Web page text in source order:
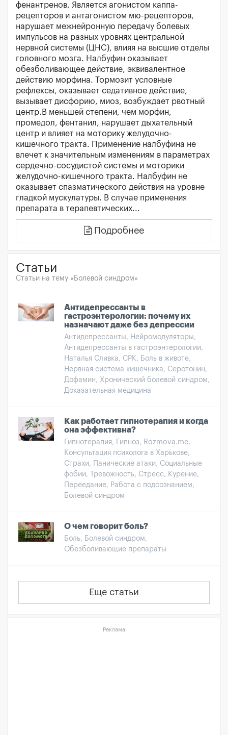
фенантренов. Является агонистом каппа-
рецепторов и антагонистом мю-рецепторов,
нарушает межнейронную передачу болевых
импульсов на разных уровнях центральной
нервной системы (ЦНС), влияя на высшие отделы
головного мозга. Налбуфин оказывает
обезболивающее действие, эквивалентное
действию морфина. Тормозит условные
рефлексы, оказывает седативное действие,
вызывает дисфорию, миоз, возбуждает рвотный
центр.В меньшей степени, чем морфин,
промедол, фентанил, нарушает дыхательный
центр и влияет на моторику желудочно-
кишечного тракта. Применение налбуфина не
влечет к значительным изменениям в параметрах
сердечно-сосудистой системы и моторики
желудочно-кишечного тракта. Налбуфин не
оказывает спазматического действия на уровне
гладкой мускулатуры. В случае применения
препарата в терапевтических...
Подробнее
Статьи
Статьи на тему «Болевой синдром»
Антидепрессанты в
гастроэнтерологии: почему их
назначают даже без депрессии
Антидепрессанты, Нейромодуляторы,
Антидепрессанты в гастроэнтерологии,
Наталья Сливка, СРК, Боль в животе,
Нервная система кишечника, Серотонин,
Дофамин, Хронический болевой синдром,
Доказательная медицина
Как работает гипнотерапия и когда
она эффективна?
Гипнотерапия, Гипноз, Rozmova.me,
Консультация психолога в Харькове,
Страхи, Панические атаки, Социальные
фобии, Тревожность, Стресс, Курение,
Переедание, Работа с подсознанием,
Болевой синдром
О чем говорит боль?
Боль, Болевой синдром,
Обезболивающие препараты
Еще статьи
Реклама